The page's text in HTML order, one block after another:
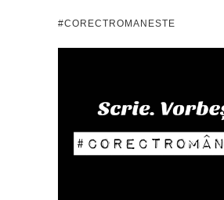
#CORECTROMANESTE